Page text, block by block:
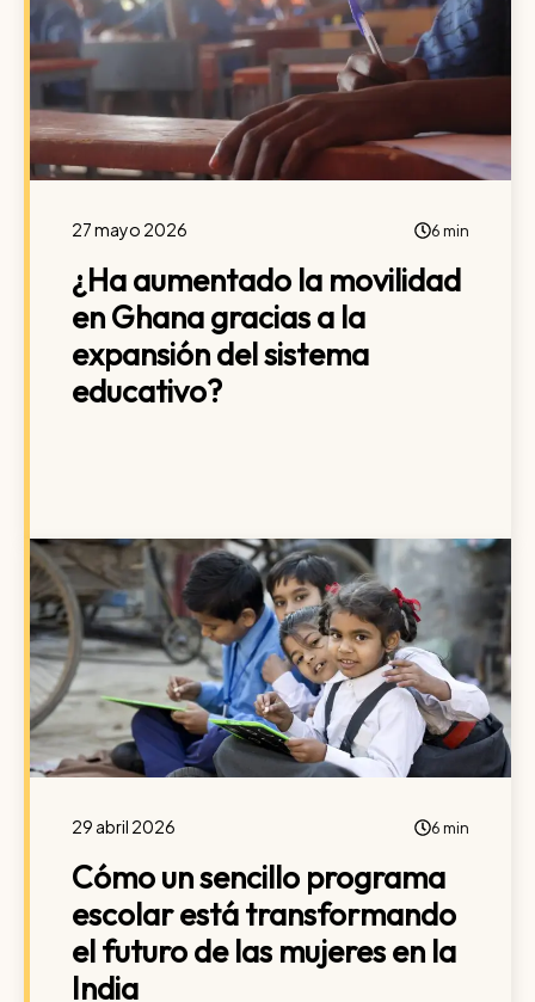
27 mayo 2026 6 min
¿Ha aumentado la movilidad
en Ghana gracias a la
expansión del sistema
educativo?
29 abril 2026 6 min
Cómo un sencillo programa
escolar está transformando
el futuro de las mujeres en la
India